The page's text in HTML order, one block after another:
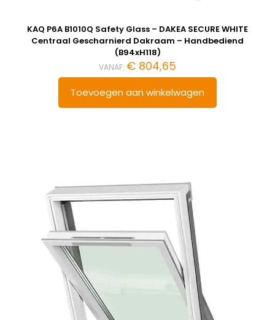
KAQ P6A B1010Q Safety Glass – DAKEA SECURE WHITE
Centraal Gescharnierd Dakraam – Handbediend
(B94xH118)
VANAF: € 804,65
Toevoegen aan winkelwagen